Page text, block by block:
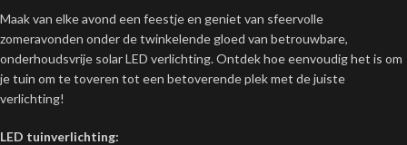
Maak van elke avond een feestje en geniet van sfeervolle
zomeravonden onder de twinkelende gloed van betrouwbare,
onderhoudsvrije solar LED verlichting. Ontdek hoe eenvoudig het is om
je tuin om te toveren tot een betoverende plek met de juiste
verlichting!
LED tuinverlichting: